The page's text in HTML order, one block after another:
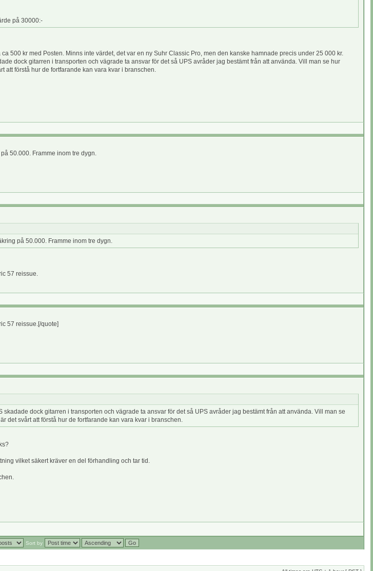
på 30000:-
500 kr med Posten. Minns inte värdet, det var en ny Suhr Classic Pro, men den kanske hamnade precis under 25 000 kr.
dock gitarren i transporten och vägrade ta ansvar för det så UPS avråder jag bestämt från att använda. Vill man se hur
att förstå hur de fortfarande kan vara kvar i branschen.
50.000. Framme inom tre dygn.
på 50.000. Framme inom tre dygn.
57 reissue.
57 reissue.[/quote]
dock gitarren i transporten och vägrade ta ansvar för det så UPS avråder jag bestämt från att använda. Vill man se
det svårt att förstå hur de fortfarande kan vara kvar i branschen.
vilket säkert kräver en del förhandling och tar tid.
Sort by